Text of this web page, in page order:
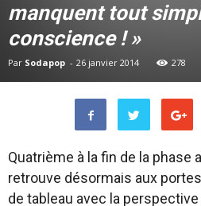
manquent tout
conscience ! »
Par Sodapop - 26 janvier 2014 278
Quatrième à la fin de la phase
retrouve désormais aux
de tableau avec la